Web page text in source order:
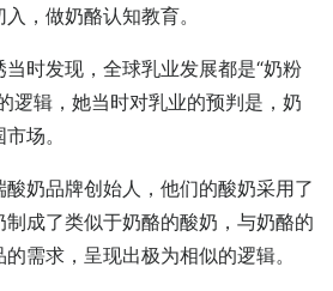
，做奶酪认知教育。
时发现，全球乳业发展都是“奶粉
辑，她当时对乳业的预判是，奶
场。
奶品牌创始人，他们的酸奶采用了
成了类似于奶酪的酸奶，与奶酪的
需求，呈现出极为相似的逻辑。